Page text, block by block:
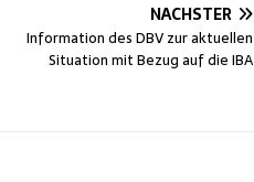
NÄCHSTER
Infor­ma­ti­on des DBV zur aktu­el­len
Situa­ti­on mit Bezug auf die IBA